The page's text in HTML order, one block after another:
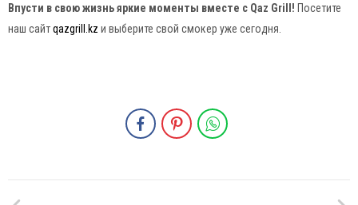
Впусти в свою жизнь яркие моменты вместе с Qaz Grill! Посетите
наш сайтqazgrill.kz и выберите свой смокер уже сегодня.